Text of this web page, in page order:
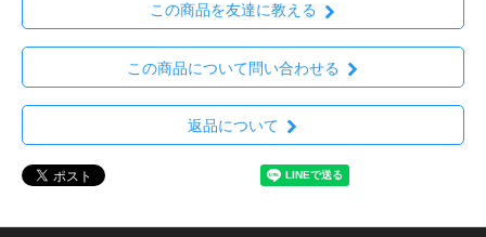
この商品を友達に教える
この商品について問い合わせる
返品について